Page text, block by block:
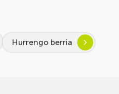
Hurrengo berria